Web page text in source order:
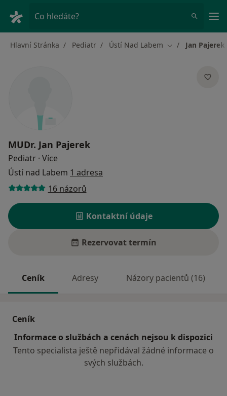
Co hledáte?
Hlavní Stránka Pediatr Ústí Nad Labem Změna města
Jan Pajerek
MUDr. Jan Pajerek
Pediatr · Více
Ústí nad Labem 1 adresa
16 názorů
Kontaktní údaje
Rezervovat termín
Ceník Adresy Názory pacientů (16)
Ceník
Informace o službách a cenách nejsou k dispozici
Tento specialista ještě nepřidával žádné informace o
svých službách.